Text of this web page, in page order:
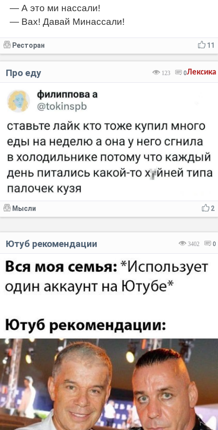
— А это ми нассали!
— Вах! Давай Минассали!
11
Ресторан
Лексика
123 0
Про еду
2
Мысли
3402 0
Ютуб рекомендации